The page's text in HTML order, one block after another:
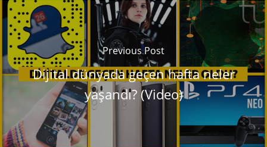
Previous Post
Dijital dünyada geçen hafta neler
yaşandı? (Video)